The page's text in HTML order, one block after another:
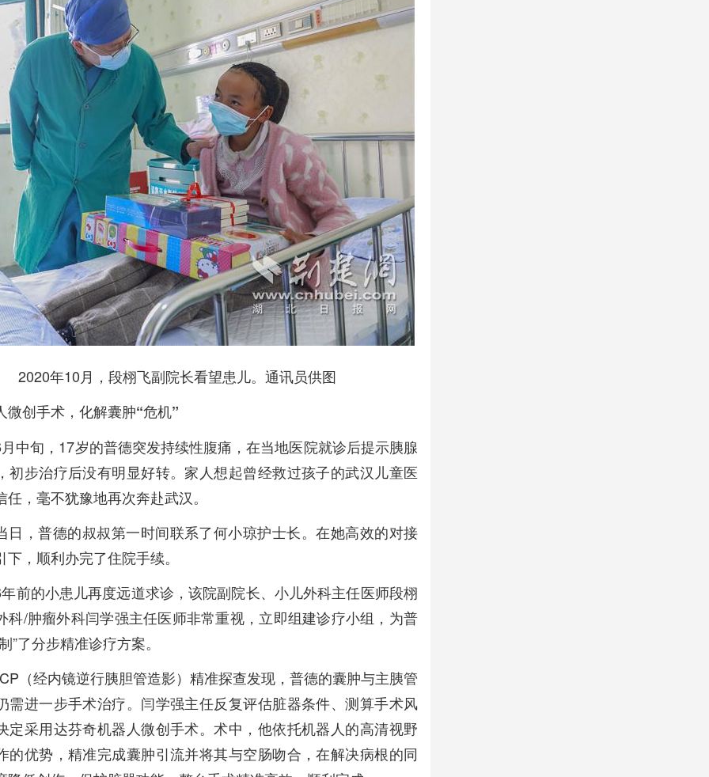
2020年10月，段栩飞副院长看望患儿。通讯员供图
微创手术，化解囊肿“危机”
中旬，17岁的普德突发持续性腹痛，在当地医院就诊后提示胰腺
初步治疗后没有明显好转。家人想起曾经救过孩子的武汉儿童医
任，毫不犹豫地再次奔赴武汉。
日，普德的叔叔第一时间联系了何小琼护士长。在她高效的对接
下，顺利办完了住院手续。
前的小患儿再度远道求诊，该院副院长、小儿外科主任医师段栩
科/肿瘤外科闫学强主任医师非常重视，立即组建诊疗小组，为普
”了分步精准诊疗方案。
（经内镜逆行胰胆管造影）精准探查发现，普德的囊肿与主胰管
需进一步手术治疗。闫学强主任反复评估脏器条件、测算手术风
定采用达芬奇机器人微创手术。术中，他依托机器人的高清视野
的优势，精准完成囊肿引流并将其与空肠吻合，在解决病根的同